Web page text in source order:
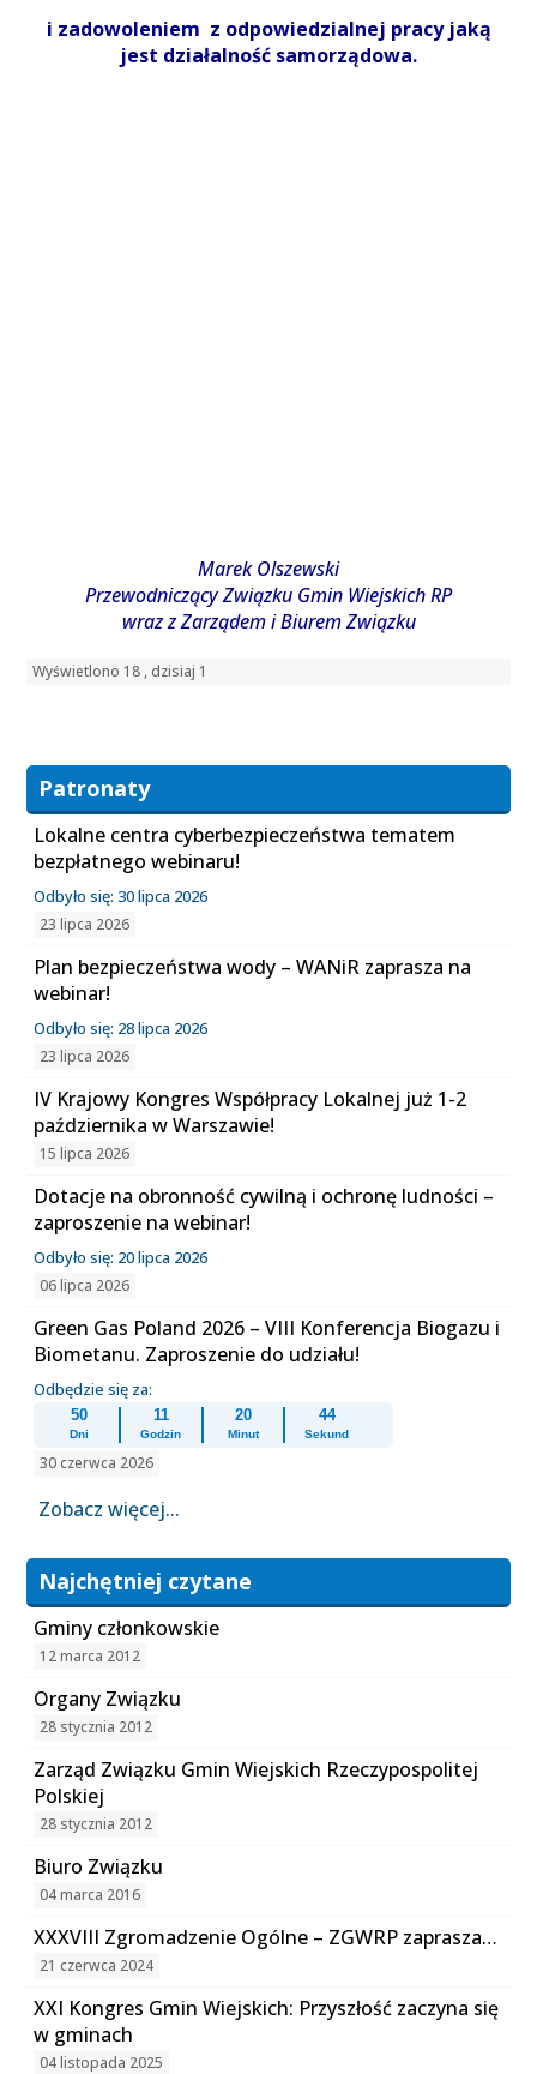
i zadowoleniem z odpowiedzialnej pracy jaką
jest działalność samorządowa.
Marek Olszewski
Przewodniczący Związku Gmin Wiejskich RP
wraz z Zarządem i Biurem Związku
Wyświetlono 18 , dzisiaj 1
Patronaty
Lokalne centra cyberbezpieczeństwa tematem
bezpłatnego webinaru!
Odbyło się: 30 lipca 2026
23 lipca 2026
Plan bezpieczeństwa wody – WANiR zaprasza na
webinar!
Odbyło się: 28 lipca 2026
23 lipca 2026
IV Krajowy Kongres Współpracy Lokalnej już 1-2
października w Warszawie!
15 lipca 2026
Dotacje na obronność cywilną i ochronę ludności –
zaproszenie na webinar!
Odbyło się: 20 lipca 2026
06 lipca 2026
Green Gas Poland 2026 – VIII Konferencja Biogazu i
Biometanu. Zaproszenie do udziału!
Odbędzie się za:
50
Dni
11
Godzin
20
Minut
44
Sekund
30 czerwca 2026
Zobacz więcej...
Najchętniej czytane
Gminy członkowskie
12 marca 2012
Organy Związku
28 stycznia 2012
Zarząd Związku Gmin Wiejskich Rzeczypospolitej
Polskiej
28 stycznia 2012
Biuro Związku
04 marca 2016
XXXVIII Zgromadzenie Ogólne – ZGWRP zaprasza…
21 czerwca 2024
XXI Kongres Gmin Wiejskich: Przyszłość zaczyna się
w gminach
04 listopada 2025